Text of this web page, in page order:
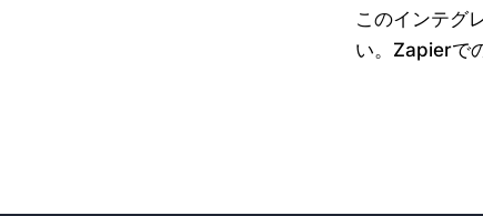
このインテグ
い。Zapierで